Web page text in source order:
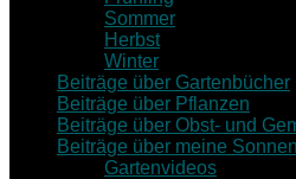
Sommer
Herbst
Winter
Beiträge über Gartenbücher
Beiträge über Pflanzen
Beiträge über Obst- und
Beiträge über meine
Gartenvideos